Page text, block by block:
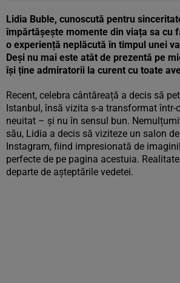
Lidia Buble, cunoscută pentru
împărtășește momente din viața sa cu
o experiență neplăcută în timpul unei
Deși nu mai este atât de prezentă pe
își ține admiratorii la curent cu toate
Recent, celebra cântăreață a decis să
Istanbul, însă vizita s-a transformat într-
neuitat – și nu în sensul bun.
său, Lidia a decis să viziteze un salon
Instagram, fiind impresionată de
perfecte de pe pagina acestuia.
departe de așteptările vedetei.